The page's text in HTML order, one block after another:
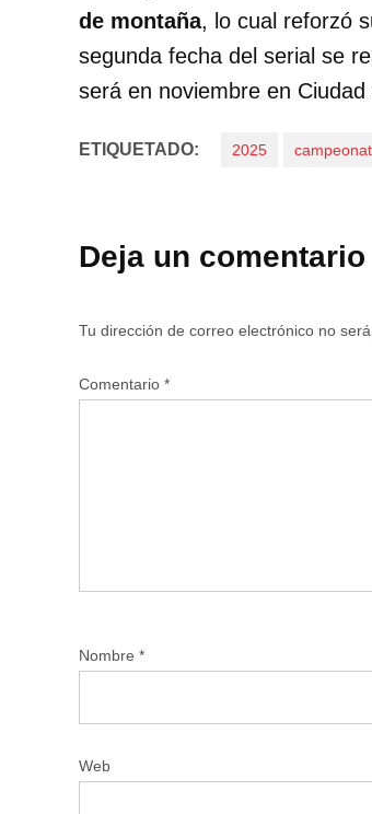
de montaña, lo cual reforzó
segunda fecha del serial se
será en noviembre en
ETIQUETADO: 2025
Deja un comentario
Tu dirección de correo electrónico no será
Comentario *
Nombre *
Web